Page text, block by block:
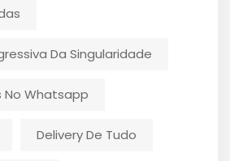
Da Singularidade
No Whatsapp
Delivery De Tudo